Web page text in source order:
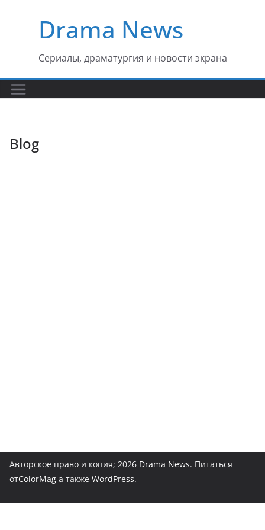
содержимомуDrama News
Сериалы, драматургия и новости экрана
Blog
Авторское право и копия; 2026 Drama News. Питаться
отColorMag а также WordPress.